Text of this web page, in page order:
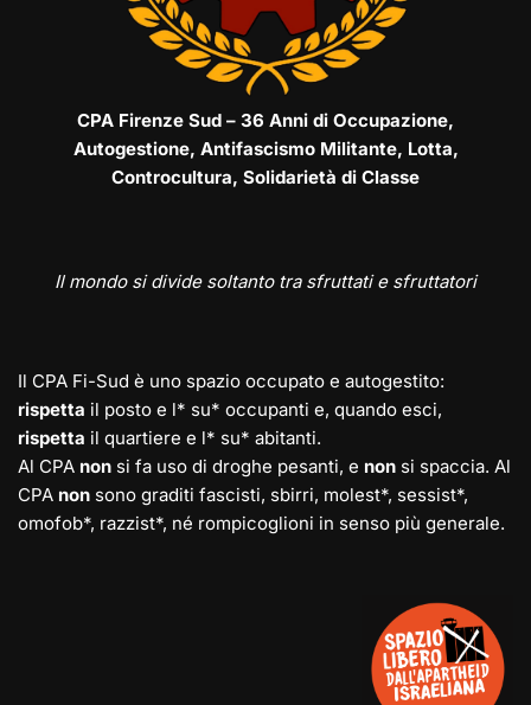
CPA Firenze Sud – 36 Anni di Occupazione,
Autogestione, Antifascismo Militante, Lotta,
Controcultura, Solidarietà di Classe
Il mondo si divide soltanto tra sfruttati e sfruttatori
Il CPA Fi-Sud è uno spazio occupato e autogestito:
rispetta il posto e l* su* occupanti e, quando esci,
rispetta il quartiere e l* su* abitanti.
Al CPA non si fa uso di droghe pesanti, e non si spaccia. Al
CPA non sono graditi fascisti, sbirri, molest*, sessist*,
omofob*, razzist*, né rompicoglioni in senso più generale.